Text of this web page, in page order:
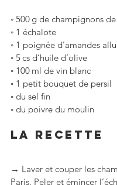
◦ 500 g de champignons
◦ 1 échalote
◦ 1 poignée d’amandes
◦ 5 cs d’huile d’olive
◦ 100 ml de vin blanc
◦ 1 petit bouquet de persil
◦ du sel fin
◦ du poivre du moulin
La RECETTE
→ Laver et couper les
Paris. Peler et émincer